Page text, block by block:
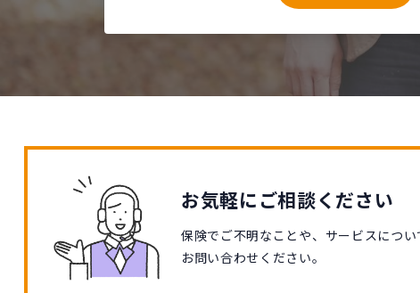
お気軽にご相談ください
保険でご不明なことや、サービスにつ
お問い合わせください。